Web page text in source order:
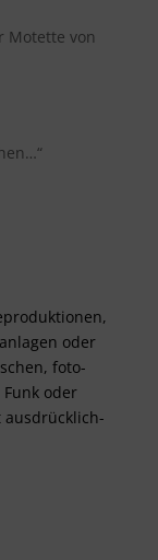
Motette von
oder
foto­
oder
aus­drück­lich­